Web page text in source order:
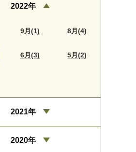
2022年
9月(1) 8月(4)
6月(3) 5月(2)
2021年
2020年